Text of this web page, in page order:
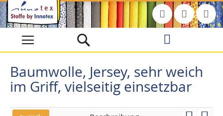
Direkt
zum
Inhalt
Baumwolle, Jersey, sehr weich
im Griff, vielseitig einsetzbar